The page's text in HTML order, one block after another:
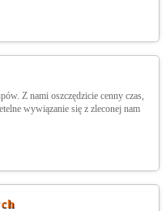
Z nami oszczędzicie cenny czas,
wywiązanie się z zleconej nam